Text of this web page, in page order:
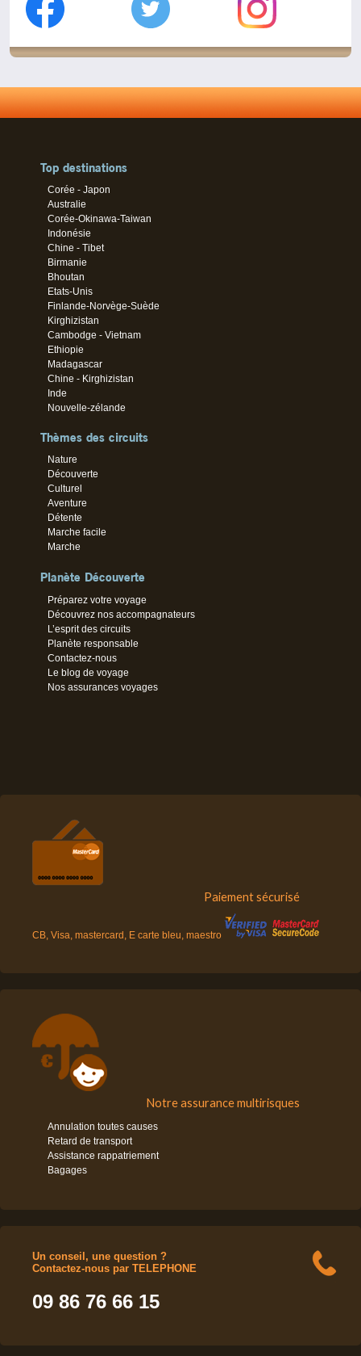
Top destinations
Corée - Japon
Australie
Corée-Okinawa-Taiwan
Indonésie
Chine - Tibet
Birmanie
Bhoutan
Etats-Unis
Finlande-Norvège-Suède
Kirghizistan
Cambodge - Vietnam
Ethiopie
Madagascar
Chine - Kirghizistan
Inde
Nouvelle-zélande
Thèmes des circuits
Nature
Découverte
Culturel
Aventure
Détente
Marche facile
Marche
Planète Découverte
Préparez votre voyage
Découvrez nos accompagnateurs
L’esprit des circuits
Planète responsable
Contactez-nous
Le blog de voyage
Nos assurances voyages
Paiement sécurisé
CB, Visa, mastercard, E carte bleu, maestro
Notre assurance multirisques
Annulation toutes causes
Retard de transport
Assistance rappatriement
Bagages
Un conseil, une question ?
Contactez-nous par TELEPHONE
09 86 76 66 15